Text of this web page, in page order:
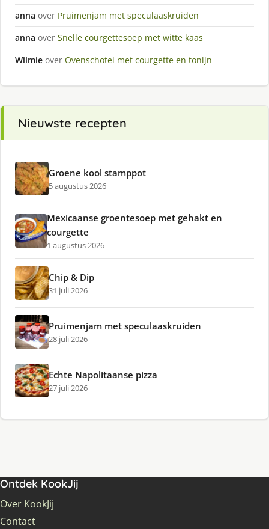
anna over Pruimenjam met speculaaskruiden
anna over Snelle courgettesoep met witte kaas
Wilmie over Ovenschotel met courgette en tonijn
Nieuwste recepten
Groene kool stamppot
5 augustus 2026
Mexicaanse groentesoep met gehakt en
courgette
1 augustus 2026
Chip & Dip
31 juli 2026
Pruimenjam met speculaaskruiden
28 juli 2026
Echte Napolitaanse pizza
27 juli 2026
Ontdek KookJij
Over KookJij
Contact